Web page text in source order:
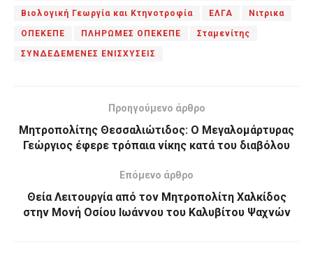
Βιολογική Γεωργία και Κτηνοτροφία ΕΛΓΑ Νιτρικα
ΟΠΕΚΕΠΕ ΠΛΗΡΩΜΕΣ ΟΠΕΚΕΠΕ Σταμενίτης
ΣΥΝΔΕΔΕΜΕΝΕΣ ΕΝΙΣΧΥΣΕΙΣ
Προηγούμενο άρθρο
Μητροπολίτης Θεσσαλιώτιδος: Ο Μεγαλομάρτυρας
Γεώργιος έφερε τρόπαια νίκης κατά του διαβόλου
Επόμενο άρθρο
Θεία Λειτουργία από τον Μητροπολίτη Χαλκίδος
στην Μονή Οσίου Ιωάννου του Καλυβίτου Ψαχνών